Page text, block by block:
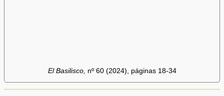
El Basilisco, nº 60 (2024), páginas 18-34